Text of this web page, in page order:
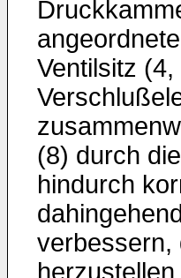
Ventilsitz (4,
(8) durch
hindurch
verbessern,